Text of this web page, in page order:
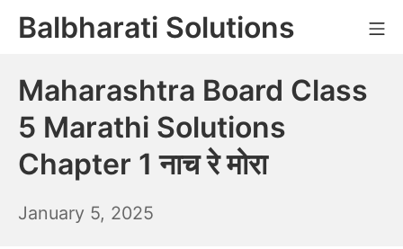
SkipBalbharati Solutions
Maharashtra Board Class
5 Marathi Solutions
Chapter 1 नाच रे मोरा
January 5, 2025